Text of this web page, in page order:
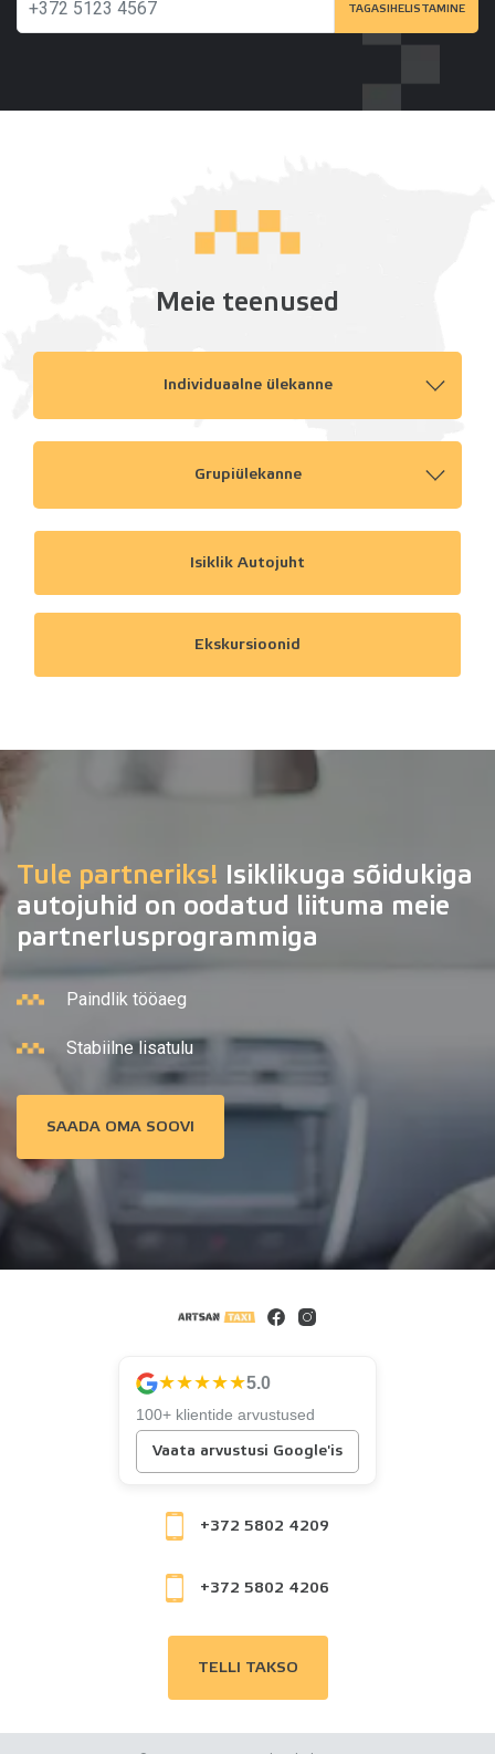
TAGASIHELISTAMINE
Meie teenused
Individuaalne ülekanne
Grupiülekanne
Isiklik Autojuht
Ekskursioonid
Tule partneriks! Isiklikuga sõidukiga
autojuhid on oodatud liituma meie
partnerlusprogrammiga
Paindlik tööaeg
Stabiilne lisatulu
SAADA OMA SOOVI
★★★★★5.0
100+ klientide arvustused
Vaata arvustusi Google'is
+372 5802 4209
+372 5802 4206
TELLI TAKSO